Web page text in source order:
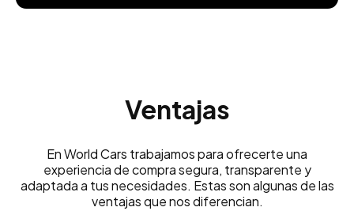
Ventajas
En World Cars trabajamos para ofrecerte una
experiencia de compra segura, transparente y
adaptada a tus necesidades. Estas son algunas de las
ventajas que nos diferencian.